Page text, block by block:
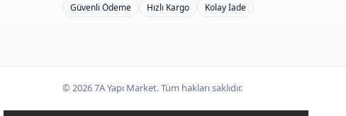
Güvenli Ödeme Hızlı Kargo Kolay İade
© 20267A Yapı Market. Tüm hakları saklıdır.